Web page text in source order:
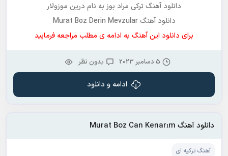
دانلود آهنگ ترکی مراد بوز به نام درین موزولار
دانلود آهنگ Murat Boz Derin Mevzular
برای دانلود این آهنگ به ادامه ی مطلب مراجعه فرمایید
5 دسامبر 2023 بدون نظر
ادامه و دانلود
دانلود آهنگ Murat Boz Can Kenarım
آهنگ ترکیه ای